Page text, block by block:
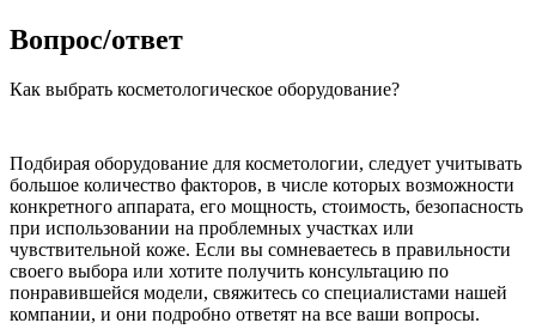
Вопрос/ответ
Как выбрать косметологическое оборудование?
Подбирая оборудование для косметологии, следует учитывать
большое количество факторов, в числе которых возможности
конкретного аппарата, его мощность, стоимость, безопасность
при использовании на проблемных участках или
чувствительной коже. Если вы сомневаетесь в правильности
своего выбора или хотите получить консультацию по
понравившейся модели, свяжитесь со специалистами нашей
компании, и они подробно ответят на все ваши вопросы.